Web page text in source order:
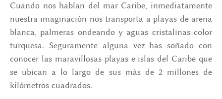
Cuando nos hablan del mar Caribe, inmediatamente
nuestra imaginación nos transporta a playas de arena
blanca, palmeras ondeando y aguas cristalinas color
turquesa. Seguramente alguna vez has soñado con
conocer las maravillosas playas e islas del Caribe que
se ubican a lo largo de sus más de 2 millones de
kilómetros cuadrados.